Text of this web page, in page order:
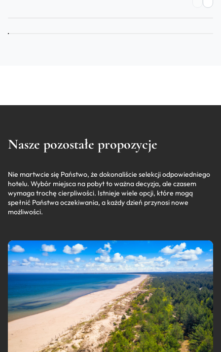
Nasze pozostałe propozycje
Nie martwcie się Państwo, że dokonaliście selekcji odpowiedniego
hotelu. Wybór miejsca na pobyt to ważna decyzja, ale czasem
wymaga trochę cierpliwości. Istnieje wiele opcji, które mogą
spełnić Państwa oczekiwania, a każdy dzień przynosi nowe
możliwości.